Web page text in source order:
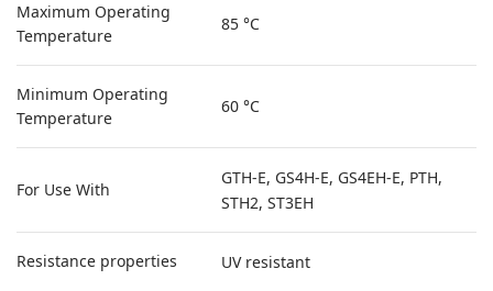
Maximum Operating
Temperature
85 °C
Minimum Operating
Temperature
60 °C
For Use With
GTH-E, GS4H-E, GS4EH-E, PTH,
STH2, ST3EH
Resistance properties UV resistant